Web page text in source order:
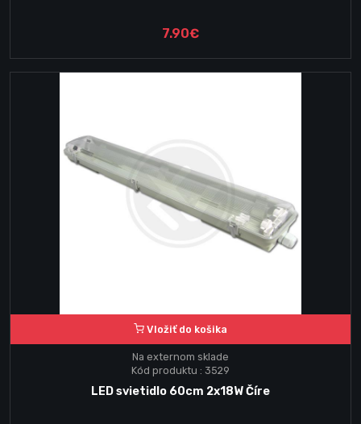
7.90€
Vložiť do košika
Na externom sklade
Kód produktu : 3529
LED svietidlo 60cm 2x18W Číre